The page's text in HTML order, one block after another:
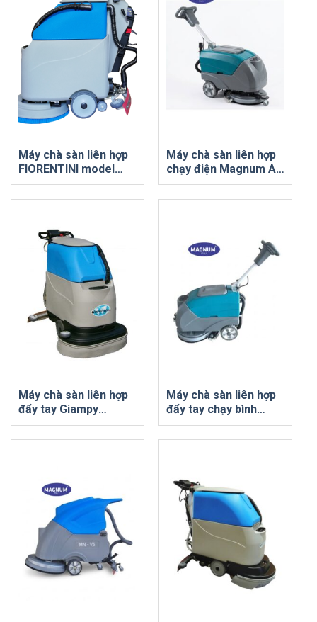
Máy chà sàn liên hợp
FIORENTINI model
I16-18-20
Máy chà sàn liên hợp
chạy điện Magnum A-
4E
Máy chà sàn liên hợp
đẩy tay Giampy
FIORENTINI (Ý)
Máy chà sàn liên hợp
đẩy tay chạy bình
acquy Magnum A-4B